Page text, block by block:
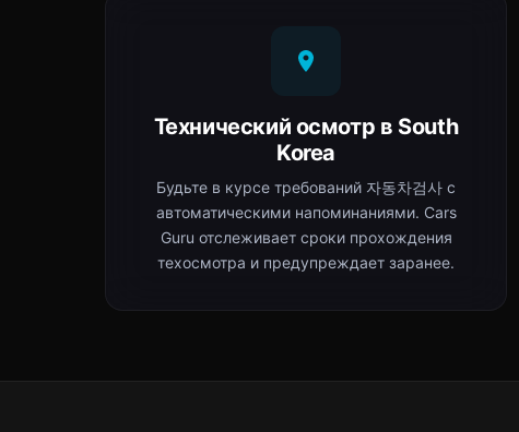
Технический осмотр в South
Korea
Будьте в курсе требований 자동차검사 с
автоматическими напоминаниями. Cars
Guru отслеживает сроки прохождения
техосмотра и предупреждает заранее.